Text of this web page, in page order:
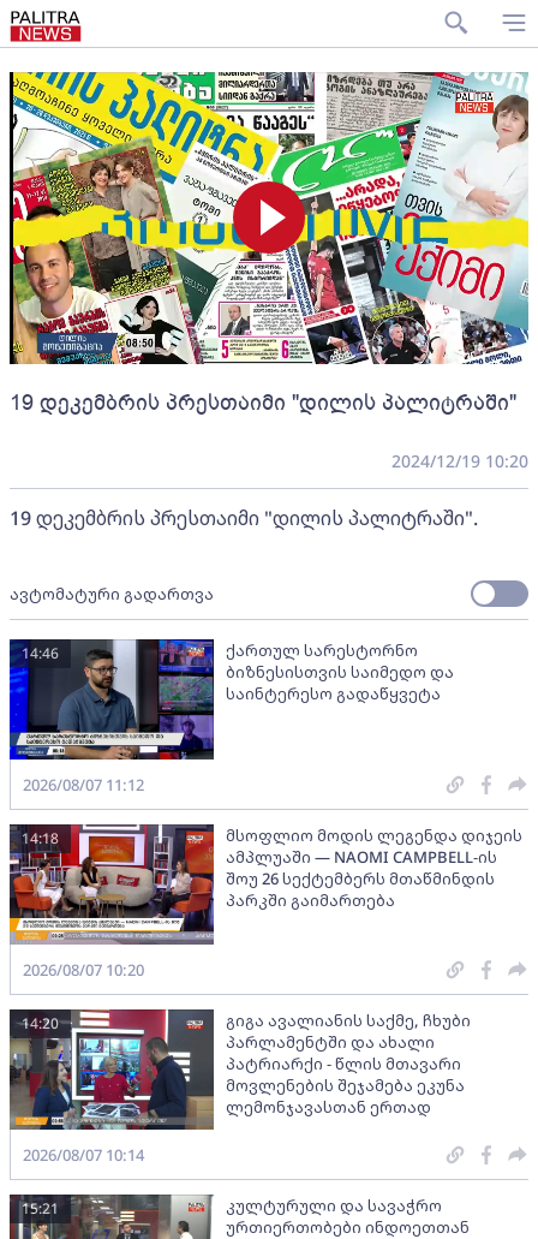
19 დეკემბრის პრესთაიმი "დილის პალიტრაში"
2024/12/19 10:20
19 დეკემბრის პრესთაიმი "დილის პალიტრაში".
ავტომატური გადართვა
ქართულ სარესტორნო
ბიზნესისთვის საიმედო და
საინტერესო გადაწყვეტა
14:46
2026/08/07 11:12
მსოფლიო მოდის ლეგენდა დიჯეის
ამპლუაში — NAOMI CAMPBELL-ის
შოუ 26 სექტემბერს მთაწმინდის
პარკში გაიმართება
14:18
2026/08/07 10:20
გიგა ავალიანის საქმე, ჩხუბი
პარლამენტში და ახალი
პატრიარქი - წლის მთავარი
მოვლენების შეჯამება ეკუნა
ლემონჯავასთან ერთად
14:20
2026/08/07 10:14
კულტურული და სავაჭრო
ურთიერთობები ინდოეთთან
15:21